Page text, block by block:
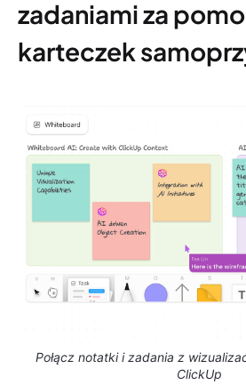
zadaniami za
karteczek
Połącz notatki i zadania z
ClickUp